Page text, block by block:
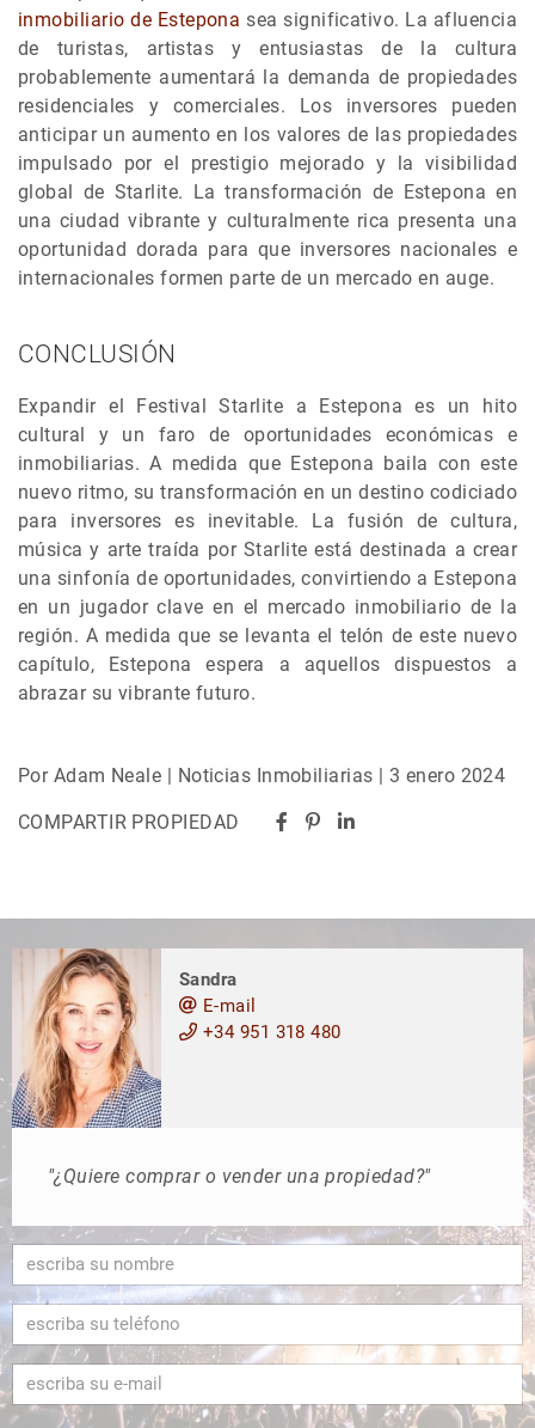
inmobiliario de Estepona sea significativo. La afluencia
de turistas, artistas y entusiastas de la cultura
probablemente aumentará la demanda de propiedades
residenciales y comerciales. Los inversores pueden
anticipar un aumento en los valores de las propiedades
impulsado por el prestigio mejorado y la visibilidad
global de Starlite. La transformación de Estepona en
una ciudad vibrante y culturalmente rica presenta una
oportunidad dorada para que inversores nacionales e
internacionales formen parte de un mercado en auge.
CONCLUSIÓN
Expandir el Festival Starlite a Estepona es un hito
cultural y un faro de oportunidades económicas e
inmobiliarias. A medida que Estepona baila con este
nuevo ritmo, su transformación en un destino codiciado
para inversores es inevitable. La fusión de cultura,
música y arte traída por Starlite está destinada a crear
una sinfonía de oportunidades, convirtiendo a Estepona
en un jugador clave en el mercado inmobiliario de la
región. A medida que se levanta el telón de este nuevo
capítulo, Estepona espera a aquellos dispuestos a
abrazar su vibrante futuro.
Por Adam Neale | Noticias Inmobiliarias | 3 enero 2024
COMPARTIR PROPIEDAD
Sandra
E-mail
+34 951 318 480
"¿Quiere comprar o vender una propiedad?"